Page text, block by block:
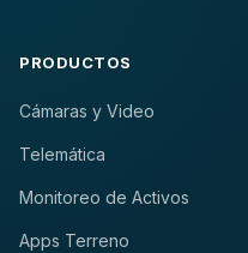
PRODUCTOS
Cámaras y Video
Telemática
Monitoreo de Activos
Apps Terreno